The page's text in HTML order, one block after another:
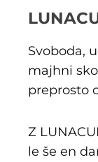
Svoboda,
majhni
preprosto
Z
le še en